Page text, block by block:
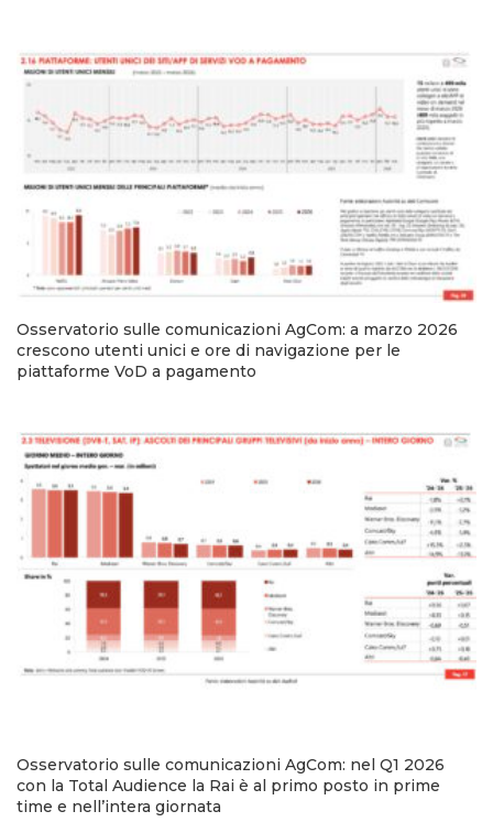
Osservatorio sulle comunicazioni AgCom: a marzo 2026
crescono utenti unici e ore di navigazione per le
piattaforme VoD a pagamento
Osservatorio sulle comunicazioni AgCom: nel Q1 2026
con la Total Audience la Rai è al primo posto in prime
time e nell’intera giornata